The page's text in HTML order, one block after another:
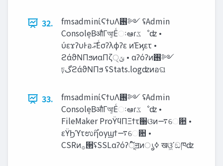
32.
fmsadminίϚϯυΛ࢖༻ ʢAdmin
Console͔ΒऔΓআ͔Εͨઃఆɾ‫ػ‬ೳʣ •
ύεϫʔυͰอ‫͞ޢ‬Εͨσʔλϕʔε ͷΈϗετ •
ϩάϑΝΠϧͷαΠζ੍‫ݶ‬ • αʔόʔͷ࢖༻
ঢ়‫گ‬ϩάϑΝΠϧ ʢStats.logʣͷอଘ
33.
fmsadminίϚϯυΛ࢖༻ ʢAdmin
Console͔ΒऔΓআ͔Εͨઃఆɾ‫ػ‬ೳʣ •
FileMaker ProΫϥΠΞϯτ઀ଓͷ࠷େ਺ •
εΫϦϓτಉ࣌ηογϣϯ࠷େ਺ •
CSRͷ࡞੒ʢSSLαʔόʔূ໌ॻͷൃߦ खଓ͖ʹඞཁʣ